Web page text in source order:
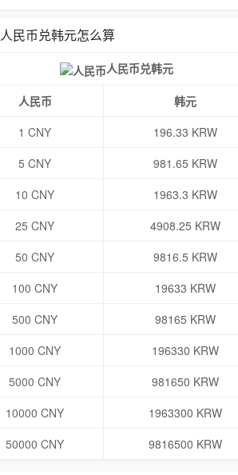
人民币兑韩元怎么算
人民币兑韩元
人民币 韩元
1 CNY
196.33 KRW
5 CNY
981.65 KRW
10 CNY
1963.3 KRW
25 CNY
4908.25 KRW
50 CNY
9816.5 KRW
100 CNY
19633 KRW
500 CNY
98165 KRW
1000 CNY
196330 KRW
5000 CNY
981650 KRW
10000 CNY
1963300 KRW
50000 CNY
9816500 KRW